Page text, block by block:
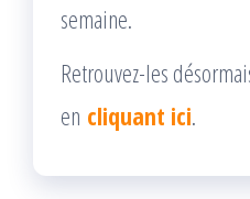
semaine.
Retrouvez-les
en cliquant ici.